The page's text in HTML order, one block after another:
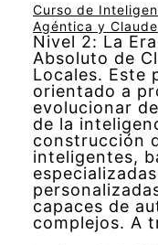
Curso de
Agéntica y Claude
Nivel 2: La
Absoluto de
Locales. Este
orientado a
evolucionar
de la
construcción
inteligentes,
capaces de
complejos. A